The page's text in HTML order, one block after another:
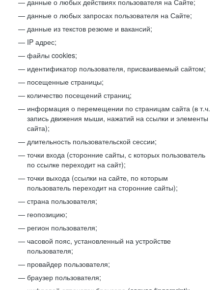
данные о любых действиях пользователя на Сайте;
данные о любых запросах пользователя на Сайте;
данные из текстов резюме и вакансий;
IP адрес;
файлы cookies;
идентификатор пользователя, присваиваемый сайтом;
посещенные страницы;
количество посещений страниц;
информация о перемещении по страницам сайта (в т.ч.
запись движения мыши, нажатий на ссылки и элементы
сайта);
длительность пользовательской сессии;
точки входа (сторонние сайты, с которых пользователь
по ссылке переходит на сайт);
точки выхода (ссылки на сайте, по которым
пользователь переходит на сторонние сайты);
страна пользователя;
геопозицию;
регион пользователя;
часовой пояс, установленный на устройстве
пользователя;
провайдер пользователя;
браузер пользователя;